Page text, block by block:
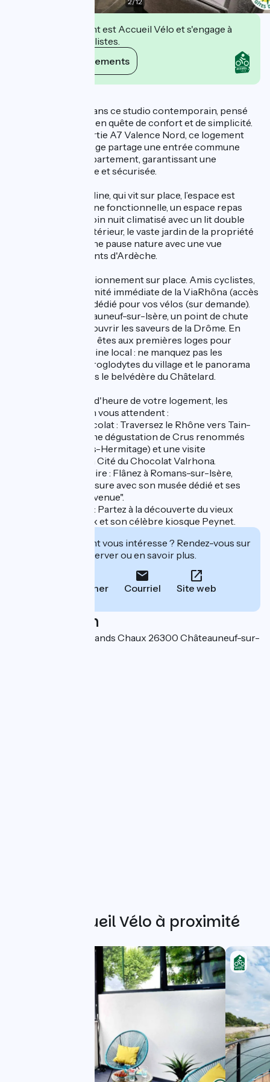
Cet établissement est Accueil Vélo et s'engage à
accueillir des cyclistes.
Voir ses engagements
Posez vos valises dans ce studio contemporain, pensé
pour les voyageurs en quête de confort et de simplicité.
À deux pas de la sortie A7 Valence Nord, ce logement
neuf au premier étage partage une entrée commune
avec un second appartement, garantissant une
ambiance conviviale et sécurisée.
Aménagé par Caroline, qui vit sur place, l’espace est
optimisé : une cuisine fonctionnelle, un espace repas
chaleureux et un coin nuit climatisé avec un lit double
(1x140) et TV. À l'extérieur, le vaste jardin de la propriété
vous attend pour une pause nature avec une vue
dégagée sur les Monts d'Ardèche.
Côté pratique : Stationnement sur place. Amis cyclistes,
profitez de la proximité immédiate de la ViaRhôna (accès
à 2 km) et d'un abri dédié pour vos vélos (sur demande).
Bienvenue à Châteauneuf-sur-Isère, un point de chute
privilégié pour découvrir les saveurs de la Drôme. En
séjournant ici, vous êtes aux premières loges pour
explorer le patrimoine local : ne manquez pas les
insolites maisons troglodytes du village et le panorama
exceptionnel depuis le belvédère du Châtelard.
À moins d'un quart d'heure de votre logement, les
pépites de la région vous attendent :
- Vignobles & Chocolat : Traversez le Rhône vers Tain-
l’Hermitage pour une dégustation de Crus renommés
(Hermitage, Crozes-Hermitage) et une visite
incontournable à la Cité du Chocolat Valrhona.
- Shopping & Histoire : Flânez à Romans-sur-Isère,
capitale de la chaussure avec son musée dédié et ses
outlets "Marques Avenue".
- Douceur de vivre : Partez à la découverte du vieux
Valence, ses canaux et son célèbre kiosque Peynet.
Cet établissement vous intéresse ? Rendez-vous sur
leur site pour réserver ou en savoir plus.
Téléphoner Courriel Site web
Localisation
670 chemin des Grands Chaux 26300 Châteauneuf-sur-
Autres Accueil Vélo à proximité